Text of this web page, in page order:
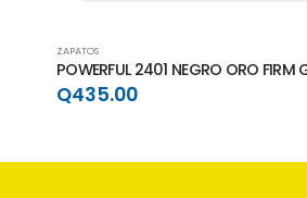
ZAPATOS
POWERFUL 2401 NEGRO ORO FIRM
Q435.00